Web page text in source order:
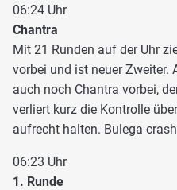
06:24 Uhr
Chantra
Mit 21 Runden auf der Uhr
vorbei und ist neuer Zweiter.
auch noch Chantra vorbei,
verliert kurz die Kontrolle
aufrecht halten. Bulega
06:23 Uhr
1. Runde